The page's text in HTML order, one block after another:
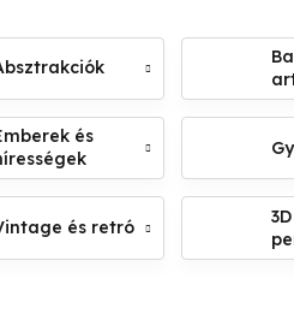
és
és retró